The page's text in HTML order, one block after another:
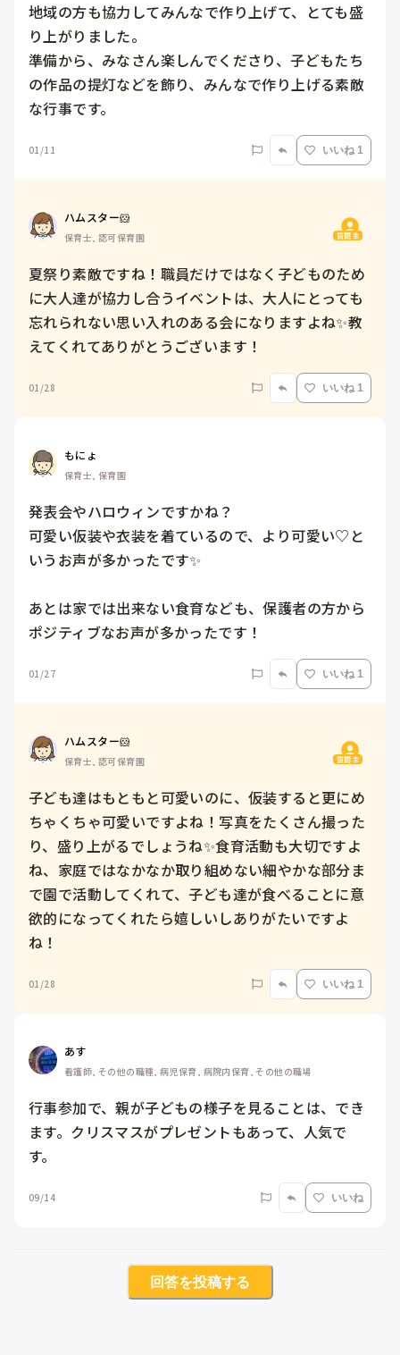
地域の方も協力してみんなで作り上げて、とても盛
り上がりました。
準備から、みなさん楽しんでくださり、子どもたち
の作品の提灯などを飾り、みんなで作り上げる素敵
な行事です。
01/11 いいね 1
ハムスター🐹
保育士, 認可保育園 質問主
夏祭り素敵ですね！職員だけではなく子どものため
に大人達が協力し合うイベントは、大人にとっても
忘れられない思い入れのある会になりますよね✨教
えてくれてありがとうございます！
01/28 いいね 1
もにょ
保育士, 保育園
発表会やハロウィンですかね？
可愛い仮装や衣装を着ているので、より可愛い♡と
いうお声が多かったです✨
あとは家では出来ない食育なども、保護者の方から
ポジティブなお声が多かったです！
01/27 いいね 1
ハムスター🐹
保育士, 認可保育園 質問主
子ども達はもともと可愛いのに、仮装すると更にめ
ちゃくちゃ可愛いですよね！写真をたくさん撮った
り、盛り上がるでしょうね✨食育活動も大切ですよ
ね、家庭ではなかなか取り組めない細やかな部分ま
で園で活動してくれて、子ども達が食べることに意
欲的になってくれたら嬉しいしありがたいですよ
ね！
01/28 いいね 1
あす
看護師, その他の職種, 病児保育, 病院内保育, その他の職場
行事参加で、親が子どもの様子を見ることは、でき
ます。クリスマスがプレゼントもあって、人気で
す。
09/14 いいね
回答を投稿する